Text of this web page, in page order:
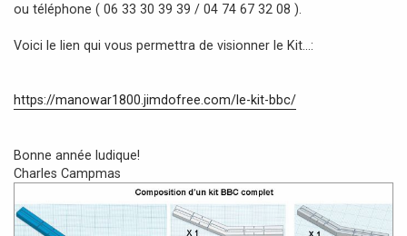
ou téléphone ( 06 33 30 39 39 / 04 74 67 32 08 ).
Voici le lien qui vous permettra de visionner le Kit...:
https://manowar1800.jimdofree.com/le-kit-bbc/
Bonne année ludique!
Charles Campmas